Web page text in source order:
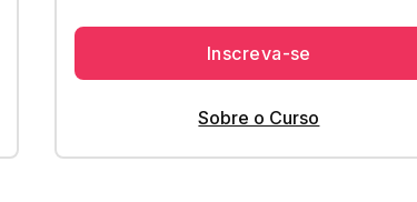
Inscreva-se
Sobre o Curso